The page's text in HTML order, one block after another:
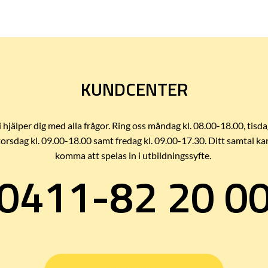
KUNDCENTER
hjälper dig med alla frågor. Ring oss måndag kl. 08.00-18.00,
kl. 09.00-18.00 samt fredag kl. 09.00-17.30. Ditt samtal
komma att spelas in i utbildningssyfte.
82 20